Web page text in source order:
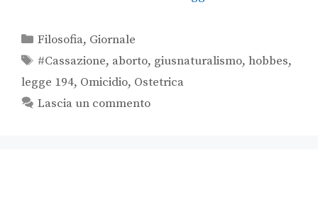
Filosofia, Giornale
#Cassazione, aborto, giusnaturalismo,hobbes,
legge 194, Omicidio, Ostetrica
Lascia un commento